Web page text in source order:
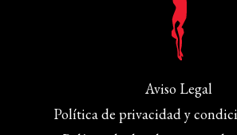
Aviso Legal
Política de privacidad y